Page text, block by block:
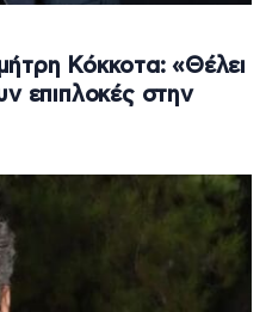
Κόκκοτα: «Θέλει
επιπλοκές στην